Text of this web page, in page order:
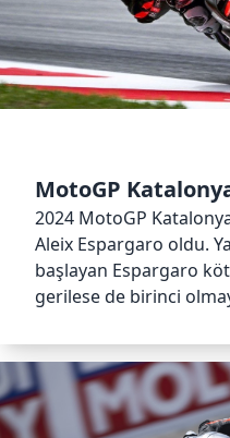
MotoGP
2024 MotoGP
Aleix Espargaro oldu.
başlayan Espargaro
gerilese de birinci